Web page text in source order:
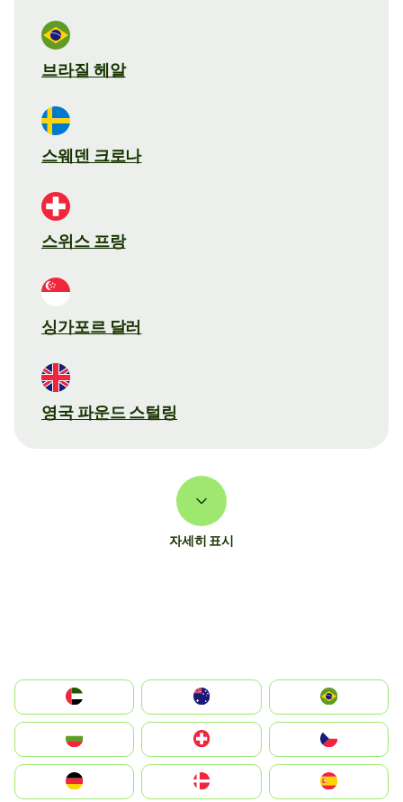
브라질 헤알
스웨덴 크로나
스위스 프랑
싱가포르 달러
영국 파운드 스털링
자세히 표시
الإمارات العربية المتحدة
Switzerland
Deutschland